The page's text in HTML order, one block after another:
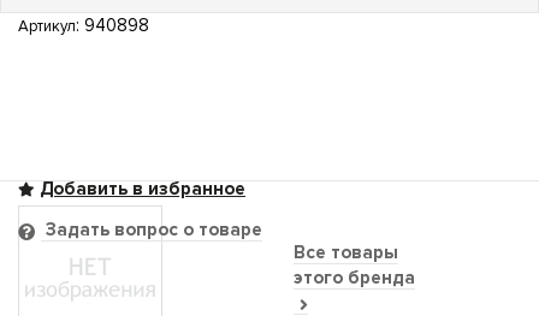
Артикул: 940898
Все товары
этого бренда
Задать вопрос о товаре